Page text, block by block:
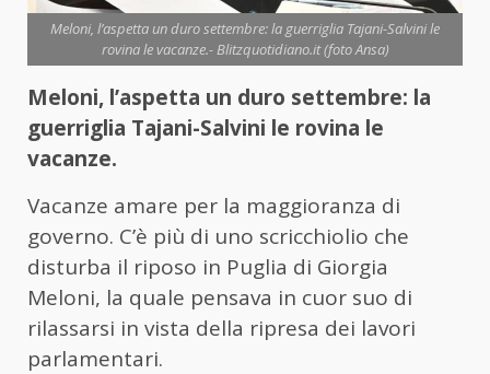
Meloni, l’aspetta un duro settembre: la guerriglia Tajani-Salvini le
rovina le vacanze.- Blitzquotidiano.it (foto Ansa)
Meloni, l’aspetta un duro settembre: la
guerriglia Tajani-Salvini le rovina le
vacanze.
Vacanze amare per la maggioranza di
governo. C’è più di uno scricchiolio che
disturba il riposo in Puglia di Giorgia
Meloni, la quale pensava in cuor suo di
rilassarsi in vista della ripresa dei lavori
parlamentari.